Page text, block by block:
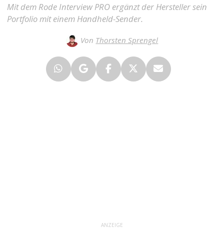
Mit dem Rode Interview PRO ergänzt der Hersteller sein
Portfolio mit einem Handheld-Sender.
Von Thorsten Sprengel
ANZEIGE